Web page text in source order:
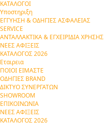
ΚΑΤΑΛΟΓΟΙ
Υποστηριξη
ΕΓΓΥΗΣΗ & ΟΔΗΓΙΕΣ ΑΣΦΑΛΕΙΑΣ
SERVICE
ΑΝΤΑΛΛΑΚΤΙΚΑ & ΕΓΧΕΙΡΙΔΙΑ ΧΡΗΣΗΣ
ΝΕΕΣ ΑΦΙΞΕΙΣ
ΚΑΤΑΛΟΓΟΣ 2026
Εταιρεια
ΠΟΙΟΙ ΕΙΜΑΣΤΕ
ΟΔΗΓΙΕΣ BRAND
ΔΙΚΤΥΟ ΣΥΝΕΡΓΑΤΩΝ
SHOWROOM
ΕΠΙΚΟΙΝΩΝΙΑ
ΝΕΕΣ ΑΦΙΞΕΙΣ
ΚΑΤΑΛΟΓΟΣ 2026